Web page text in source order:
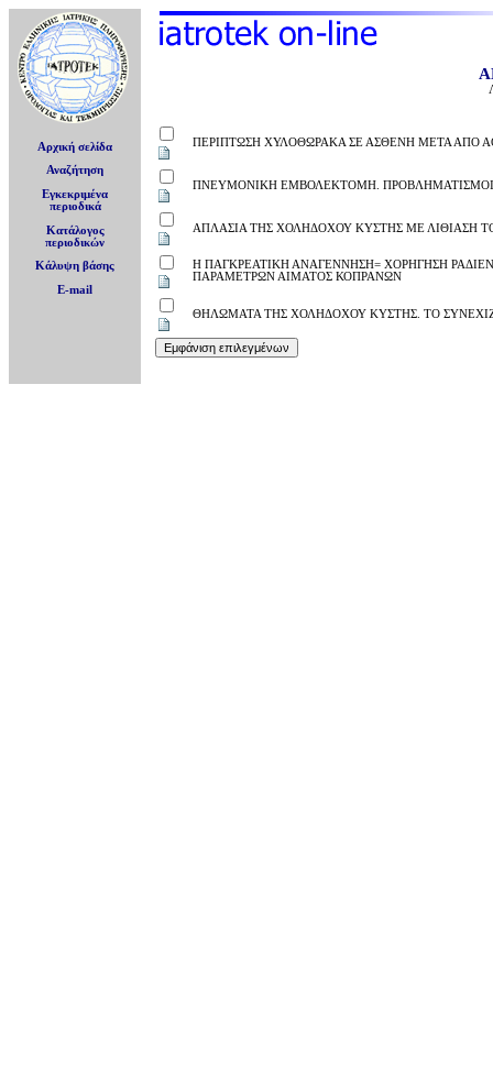
Αρχική σελίδα
Αναζήτηση
Εγκεκριμένα
περιοδικά
Κατάλογος
περιοδικών
Κάλυψη βάσης
E-mail
ΠΕΡΙΠΤΩΣΗ ΧΥΛΟΘΩΡΑΚΑ ΣΕ ΑΣΘΕΝΗ ΜΕΤΑ ΑΠΟ
ΠΝΕΥΜΟΝΙΚΗ ΕΜΒΟΛΕΚΤΟΜΗ. ΠΡΟΒΛΗΜΑΤΙΣΜΟΙ
ΑΠΛΑΣΙΑ ΤΗΣ ΧΟΛΗΔΟΧΟΥ ΚΥΣΤΗΣ ΜΕ ΛΙΘΙΑΣΗ
Η ΠΑΓΚΡΕΑΤΙΚΗ ΑΝΑΓΕΝΝΗΣΗ= ΧΟΡΗΓΗΣΗ
ΠΑΡΑΜΕΤΡΩΝ ΑΙΜΑΤΟΣ ΚΟΠΡΑΝΩΝ
ΘΗΛΩΜΑΤΑ ΤΗΣ ΧΟΛΗΔΟΧΟΥ ΚΥΣΤΗΣ. ΤΟ